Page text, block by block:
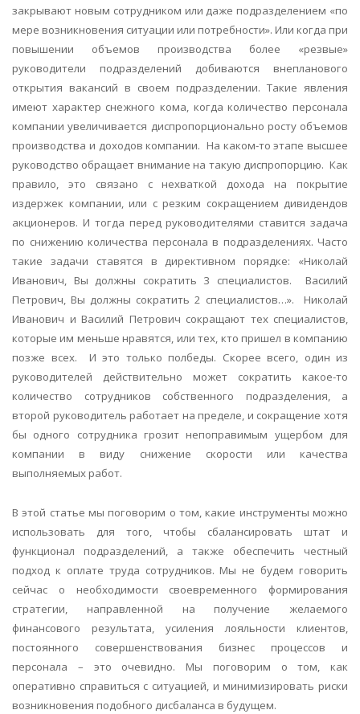
закрывают новым сотрудником или даже подразделением «по
мере возникновения ситуации или потребности». Или когда при
повышении объемов производства более «резвые»
руководители подразделений добиваются внепланового
открытия вакансий в своем подразделении. Такие явления
имеют характер снежного кома, когда количество персонала
компании увеличивается диспропорционально росту объемов
производства и доходов компании. На каком-то этапе высшее
руководство обращает внимание на такую диспропорцию. Как
правило, это связано с нехваткой дохода на покрытие
издержек компании, или с резким сокращением дивидендов
акционеров. И тогда перед руководителями ставится задача
по снижению количества персонала в подразделениях. Часто
такие задачи ставятся в директивном порядке: «Николай
Иванович, Вы должны сократить 3 специалистов.
Василий
Петрович, Вы должны сократить 2 специалистов…».
Николай
Иванович и Василий Петрович сокращают тех специалистов,
которые им меньше нравятся, или тех, кто пришел в компанию
позже всех.
И это только полбеды. Скорее всего, один из
руководителей действительно может сократить какое-то
количество сотрудников собственного подразделения, а
второй руководитель работает на пределе, и сокращение хотя
бы одного сотрудника грозит непоправимым ущербом для
компании в виду снижение скорости или качества
выполняемых работ.
В этой статье мы поговорим о том, какие инструменты можно
использовать для того, чтобы сбалансировать штат и
функционал подразделений, а также обеспечить честный
подход к оплате труда сотрудников. Мы не будем говорить
сейчас о необходимости своевременного формирования
стратегии, направленной на получение желаемого
финансового результата, усиления лояльности клиентов,
постоянного совершенствования бизнес процессов и
персонала – это очевидно. Мы поговорим о том, как
оперативно справиться с ситуацией, и минимизировать риски
возникновения подобного дисбаланса в будущем.